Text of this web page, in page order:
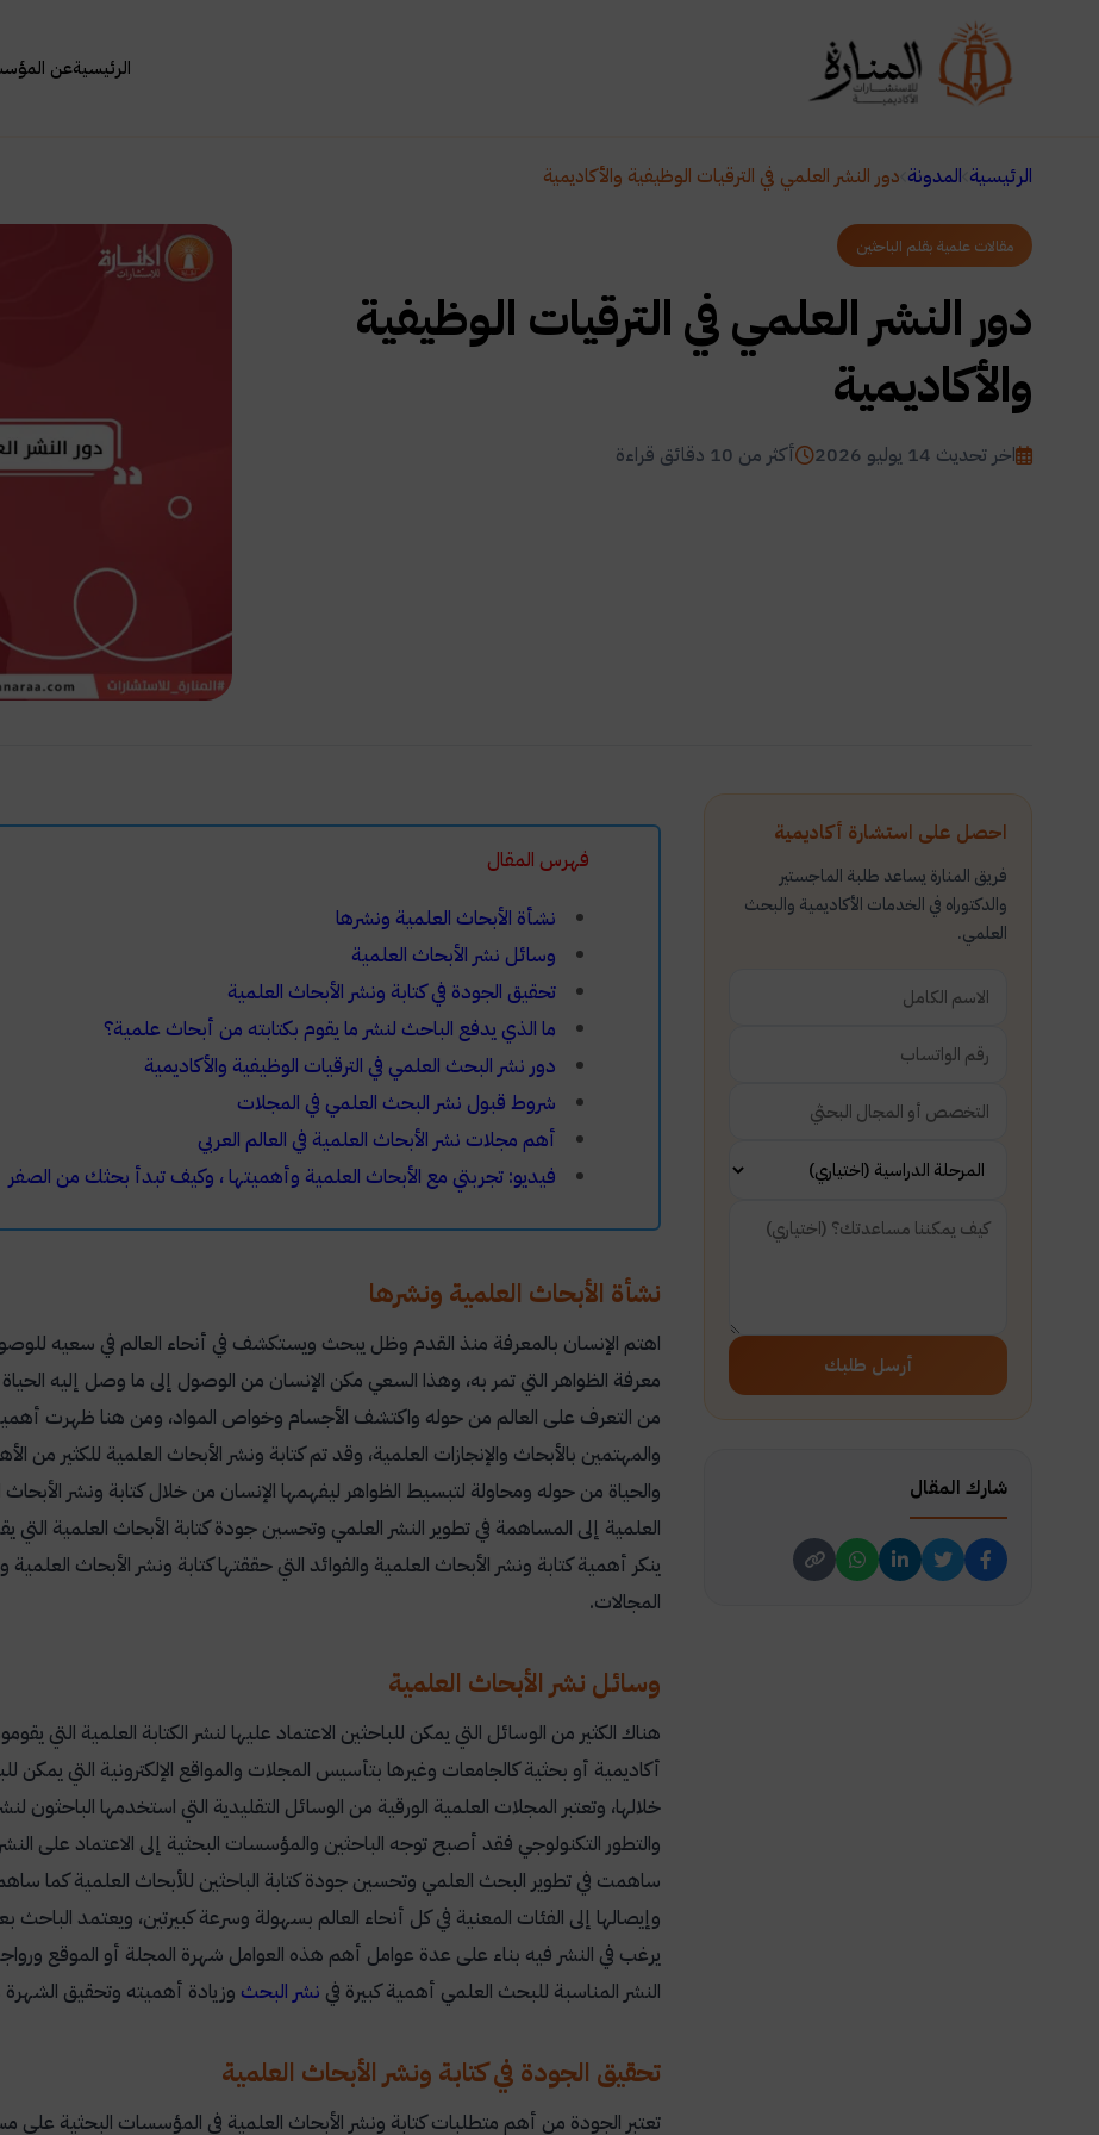
الرئيسيةعن
الرئيسية المدونة دور النشر العلمي في الترقيات الوظيفية والأكاديمية
مقالات علمية بقلم الباحثين
دور النشر العلمي في الترقيات الوظيفية
والأكاديمية
اخر تحديث 14 يوليو 2026 أكثر من 10 دقائق قراءة
احصل على استشارة أكاديمية
فريق المنارة يساعد طلبة الماجستير
والدكتوراه في الخدمات الأكاديمية والبحث
العلمي.
أرسل طلبك
شارك المقال
فهرس المقال
نشأة الأبحاث العلمية ونشرها
وسائل نشر الأبحاث العلمية
تحقيق الجودة في كتابة ونشر الأبحاث العلمية
ما الذي يدفع الباحث لنشر ما يقوم بكتابته من أبحاث علمية؟
دور نشر البحث العلمي في الترقيات الوظيفية والأكاديمية
شروط قبول نشر البحث العلمي في المجلات
أهم مجلات نشر الأبحاث العلمية في العالم العربي
فيديو: تجربتي مع الأبحاث العلمية وأهميتها ، وكيف تبدأ بحثك من الصفر
نشأة الأبحاث العلمية ونشرها
اهتم الإنسان بالمعرفة منذ القدم وظل يبحث ويستكشف في أنحاء العالم في سعيه
معرفة الظواهر التي تمر به، وهذا السعي مكن الإنسان من الوصول إلى ما وصل إليه
من التعرف على العالم من حوله واكتشف الأجسام وخواص المواد، ومن هنا ظهرت
والمهتمين بالأبحاث والإنجازات العلمية، وقد تم كتابة ونشر الأبحاث العلمية للكثير من
والحياة من حوله ومحاولة لتبسيط الظواهر ليفهمها الإنسان من خلال كتابة ونشر
العلمية إلى المساهمة في تطوير النشر العلمي وتحسين جودة كتابة الأبحاث العلمية التي
ينكر أهمية كتابة ونشر الأبحاث العلمية والفوائد التي حققتها كتابة ونشر الأبحاث
المجالات.
وسائل نشر الأبحاث العلمية
هناك الكثير من الوسائل التي يمكن للباحثين الاعتماد عليها لنشر الكتابة العلمية التي
أكاديمية أو بحثية كالجامعات وغيرها بتأسيس المجلات والمواقع الإلكترونية التي يمكن
خلالها، وتعتبر المجلات العلمية الورقية من الوسائل التقليدية التي استخدمها الباحثون
والتطور التكنولوجي فقد أصبح توجه الباحثين والمؤسسات البحثية إلى الاعتماد على النشر
ساهمت في تطوير البحث العلمي وتحسين جودة كتابة الباحثين للأبحاث العلمية كما ساهم
وإيصالها إلى الفئات المعنية في كل أنحاء العالم بسهولة وسرعة كبيرتين، ويعتمد الباحث
يرغب في النشر فيه بناء على عدة عوامل أهم هذه العوامل شهرة المجلة أو الموقع
النشر المناسبة للبحث العلمي أهمية كبيرة في نشر البحث وزيادة أهميته وتحقيق
تحقيق الجودة في كتابة ونشر الأبحاث العلمية
تعتبر الجودة من أهم متطلبات كتابة ونشر الأبحاث العلمية في المؤسسات البحثية